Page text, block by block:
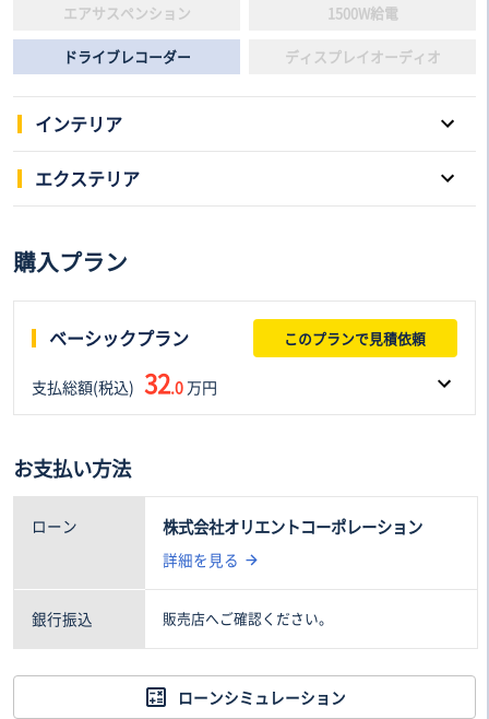
エアサスペンション 1500W給電
ドライブレコーダー ディスプレイオーディオ
インテリア
パワーウインドウ
スマートキー 本革シート
3列シート
フルフラットシート 後席モニター
シートヒーター シートエアコン
ウォークスルー
エクステリア
アルミホイール
エアロパーツ アダプティプヘッドライト
フロントフォグランプ
購入プラン
ベーシックプラン このプランで見積依頼
支払総額(税込) 32.0万円
25.0万円
お支払い方法
ローン 株式会社オリエントコーポレーション
詳細を見る
銀行振込 販売店へご確認ください。
ローンシミュレーション